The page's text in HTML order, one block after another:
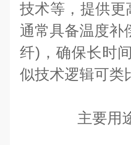
技术等，提供
通常具备温度补
纤)，确保长时
似技术逻辑可类
主要用